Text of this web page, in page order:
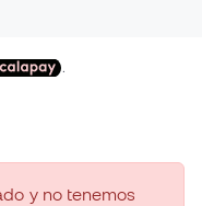
y no tenemos